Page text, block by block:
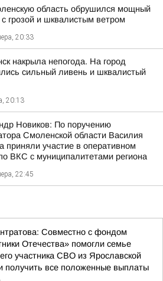
область обрушился мощный
грозой и шквалистым ветром
20:33
накрыла непогода. На город
сильный ливень и шквалистый
20:13
Новиков: По поручению
Смоленской области Василия
приняли участие в оперативном
ВКС с муниципалитетами региона
22:45
Совместно с фондом
Отечества» помогли семье
участника СВО из Ярославской
получить все положенные выплаты